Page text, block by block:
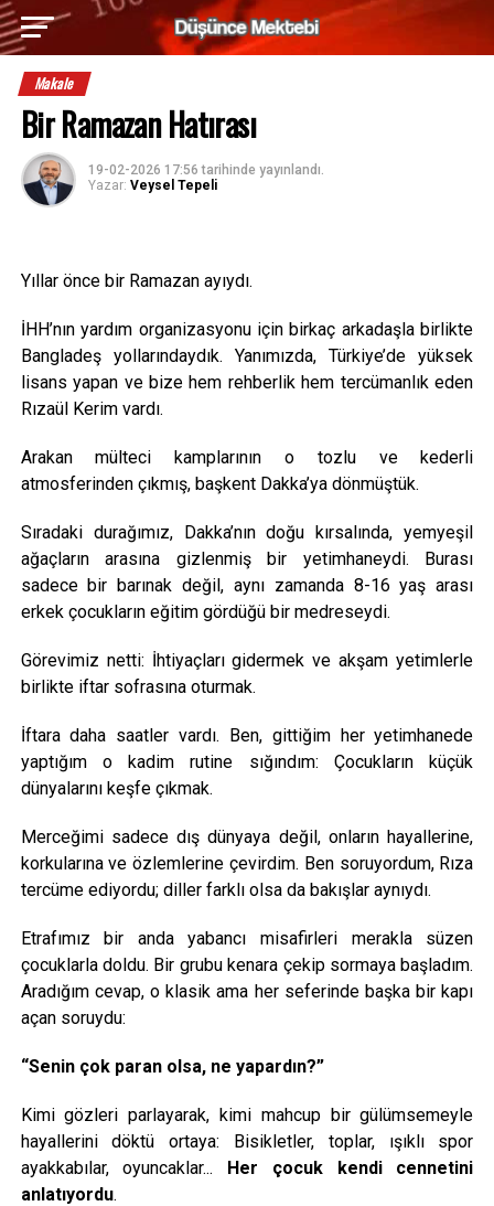
Makale
Bir Ramazan Hatırası
19-02-2026 17:56 tarihinde yayınlandı.
Yazar: Veysel Tepeli
Yıllar önce bir Ramazan ayıydı.
İHH’nın yardım organizasyonu için birkaç arkadaşla birlikte
Bangladeş yollarındaydık. Yanımızda, Türkiye’de yüksek
lisans yapan ve bize hem rehberlik hem tercümanlık eden
Rızaül Kerim vardı.
Arakan mülteci kamplarının o tozlu ve kederli
atmosferinden çıkmış, başkent Dakka’ya dönmüştük.
Sıradaki durağımız, Dakka’nın doğu kırsalında, yemyeşil
ağaçların arasına gizlenmiş bir yetimhaneydi. Burası
sadece bir barınak değil, aynı zamanda 8-16 yaş arası
erkek çocukların eğitim gördüğü bir medreseydi.
Görevimiz netti: İhtiyaçları gidermek ve akşam yetimlerle
birlikte iftar sofrasına oturmak.
İftara daha saatler vardı. Ben, gittiğim her yetimhanede
yaptığım o kadim rutine sığındım: Çocukların küçük
dünyalarını keşfe çıkmak.
Merceğimi sadece dış dünyaya değil, onların hayallerine,
korkularına ve özlemlerine çevirdim. Ben soruyordum, Rıza
tercüme ediyordu; diller farklı olsa da bakışlar aynıydı.
Etrafımız bir anda yabancı misafirleri merakla süzen
çocuklarla doldu. Bir grubu kenara çekip sormaya başladım.
Aradığım cevap, o klasik ama her seferinde başka bir kapı
açan soruydu:
“Senin çok paran olsa, ne yapardın?”
Kimi gözleri parlayarak, kimi mahcup bir gülümsemeyle
hayallerini döktü ortaya: Bisikletler, toplar, ışıklı spor
ayakkabılar, oyuncaklar... Her çocuk kendi cennetini
anlatıyordu.